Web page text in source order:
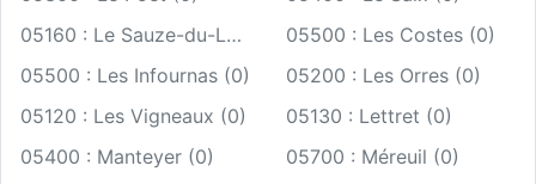
05160 : Le Sauze-du-Lac (0)
05500 : Les Costes (0)
05500 : Les Infournas (0)
05200 : Les Orres (0)
05120 : Les Vigneaux (0)
05130 : Lettret (0)
05400 : Manteyer (0)
05700 : Méreuil (0)